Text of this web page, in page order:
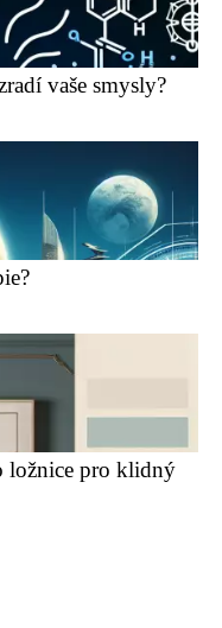
vaše smysly?
ložnice pro klidný